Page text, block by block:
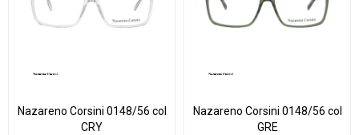
Nazareno Corsini 0148/56 col
CRY
Nazareno Corsini 0148/56 col
GRE